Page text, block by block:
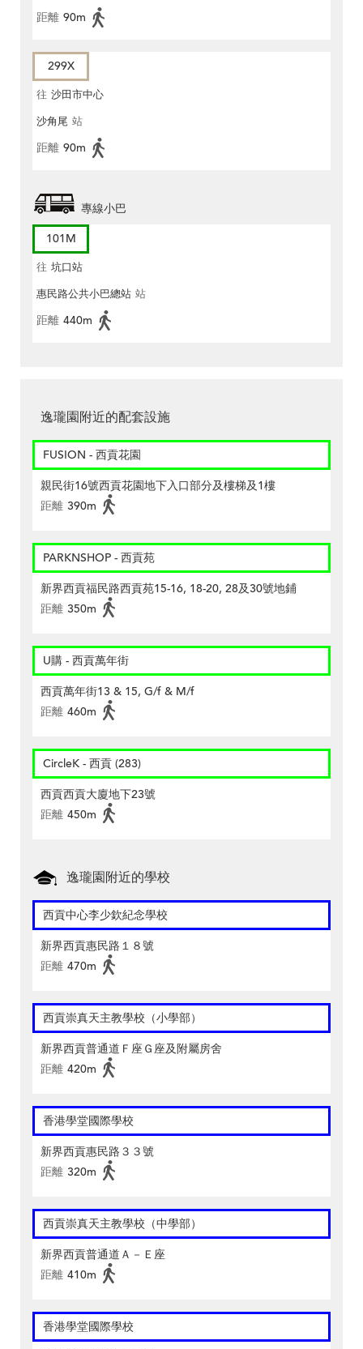
距離 90m
299X
往 沙田市中心
沙角尾 站
距離 90m
專線小巴
101M
往 坑口站
惠民路公共小巴總站 站
距離 440m
逸瓏園附近的配套設施
FUSION - 西貢花園
親民街16號西貢花園地下入口部分及樓梯及1樓
距離 390m
PARKNSHOP - 西貢苑
新界西貢福民路西貢苑15-16, 18-20, 28及30號地鋪
距離 350m
U購 - 西貢萬年街
西貢萬年街13 & 15, G/f & M/f
距離 460m
CircleK - 西貢 (283)
西貢西貢大廈地下23號
距離 450m
逸瓏園附近的學校
西貢中心李少欽紀念學校
新界西貢惠民路１８號
距離 470m
西貢崇真天主教學校（小學部）
新界西貢普通道Ｆ座Ｇ座及附屬房舍
距離 420m
香港學堂國際學校
新界西貢惠民路３３號
距離 320m
西貢崇真天主教學校（中學部）
新界西貢普通道Ａ－Ｅ座
距離 410m
香港學堂國際學校